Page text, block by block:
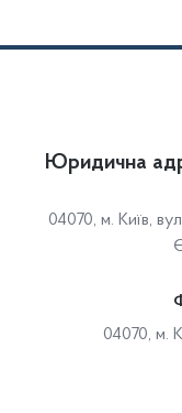
Юридична
04070, м. Київ,
04070, м.